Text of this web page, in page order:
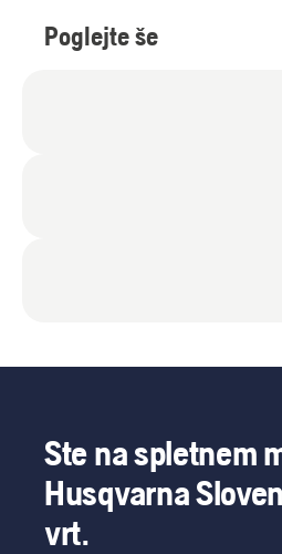
Poglejte še
Ste na spletnem
Husqvarna
vrt.